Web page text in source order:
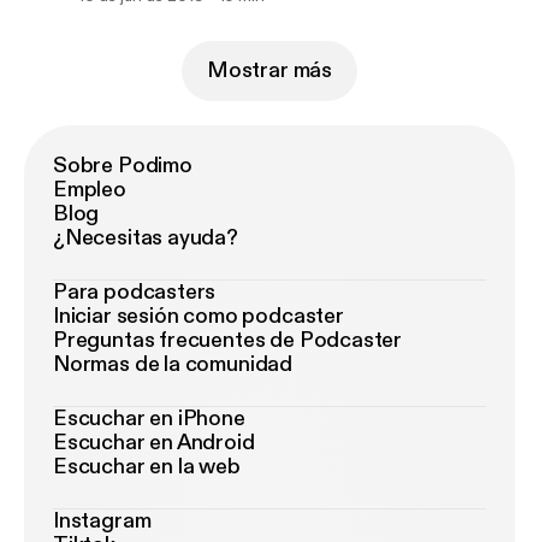
Mostrar más
Sobre Podimo
Empleo
Blog
¿Necesitas ayuda?
Para podcasters
Iniciar sesión como podcaster
Preguntas frecuentes de Podcaster
Normas de la comunidad
Escuchar en iPhone
Escuchar en Android
Escuchar en la web
Instagram